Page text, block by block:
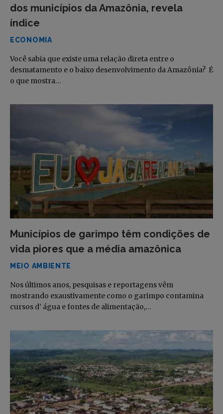
dos municípios da Amazônia, revela
índice
ECONOMIA
Você sabia que existe uma relação direta entre o
desmatamento e o baixo desenvolvimento da Amazônia? É
o que mostra…
Municípios de garimpo têm condições de
vida piores que a média amazônica
MEIO AMBIENTE
Nos últimos anos, pesquisas e reportagens vêm
mostrando exaustivamente como o garimpo contamina
cursos d’ água e fontes de alimentação,…